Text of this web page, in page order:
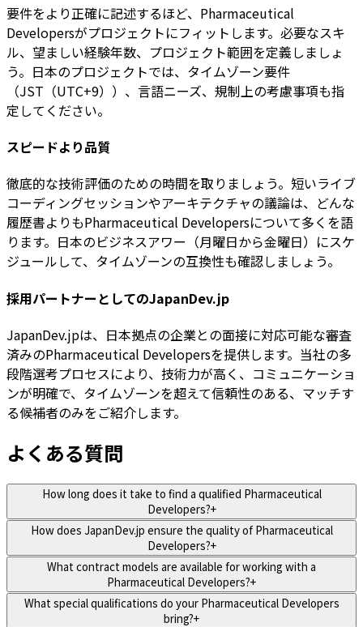
要件をより正確に記述するほど、Pharmaceutical
Developersがプロジェクトにフィットします。必要なスキ
ル、望ましい経験年数、プロジェクト範囲を定義しましょ
う。日本のプロジェクトでは、タイムゾーン要件
（JST（UTC+9））、言語ニーズ、規制上の考慮事項も指
定してください。
スピードより品質
徹底的な技術評価のための時間を取りましょう。短いライブ
コーディングセッションやアーキテクチャの議論は、どんな
履歴書よりもPharmaceutical Developersについて多くを語
ります。日本のビジネスアワー（月曜日から金曜日）にスケ
ジュールして、タイムゾーンの互換性も確認しましょう。
採用パートナーとしてのJapanDev.jp
JapanDev.jpは、日本拠点の企業との面接に対応可能な審査
済みのPharmaceutical Developersを提供します。当社の多
段階選考プロセスにより、技術力が高く、コミュニケーショ
ンが明確で、タイムゾーンを超えて信頼性のある、マッチす
る候補者のみをご紹介します。
よくある質問
How long does it take to find a qualified Pharmaceutical
Developers?+
How does JapanDev.jp ensure the quality of Pharmaceutical
Developers?+
What contract models are available for working with a
Pharmaceutical Developers?+
What special qualifications do your Pharmaceutical Developers
bring?+